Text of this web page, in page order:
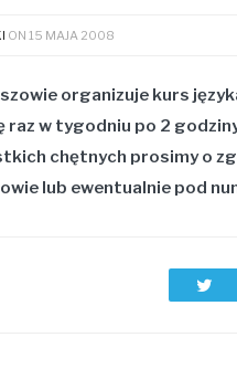
ON 15 MAJA 2008
organizuje kurs
raz w tygodniu po 2
chętnych prosimy o
lub ewentualnie pod